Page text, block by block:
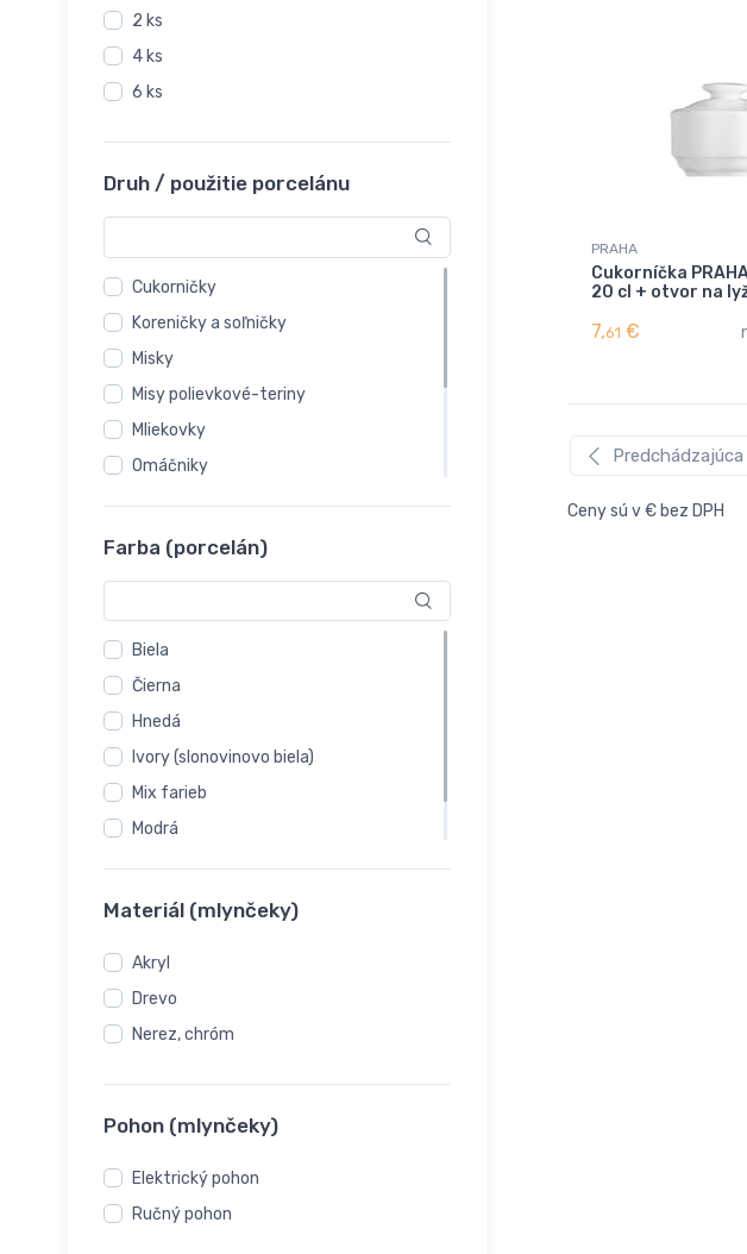
2 ks
4 ks
6 ks
Druh / použitie porcelánu
Cukorničky
Koreničky a soľničky
Misky
Misy polievkové-teriny
Mliekovky
Omáčniky
Popolníky
Príslušenstvo
Farba (porcelán)
Biela
Čierna
Hnedá
Ivory (slonovinovo biela)
Mix farieb
Modrá
Sivá (šedá)
Materiál (mlynčeky)
Akryl
Drevo
Nerez, chróm
Pohon (mlynčeky)
Elektrický pohon
Ručný pohon
PRAHA
Cukorníčka
20 cl + otvor na
7,61 €
Ceny sú v € bez DPH